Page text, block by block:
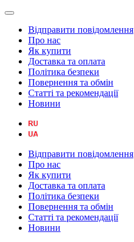
Відправити повідомлення
Про нас
Як купити
Доставка та оплата
Політика безпеки
Повернення та обмін
Статті та рекомендації
Новини
Відправити повідомлення
Про нас
Як купити
Доставка та оплата
Політика безпеки
Повернення та обмін
Статті та рекомендації
Новини